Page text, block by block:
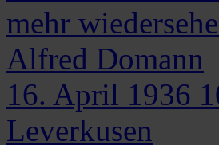
mehr
Alfred Domann
16. April 1936
Leverkusen